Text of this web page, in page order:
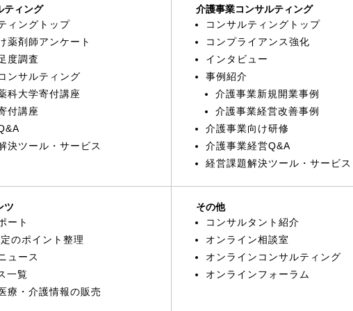
ティング
ィングトップ
薬剤師アンケート
度調査
ンサルティング
科大学寄付講座
付講座
決ツール・サービス
介護事業コンサルティング
コンサルティングトップ
コンプライアンス強化
インタビュー
事例紹介
介護事業新規開業事例
介護事業経営改善事例
介護事業向け研修
介護事業経営Q&A
経営課題解決ツール・サービス
ツ
ート
のポイント整理
ュース
一覧
療・介護情報の販売
その他
コンサルタント紹介
オンライン相談室
オンラインコンサルティング
オンラインフォーラム